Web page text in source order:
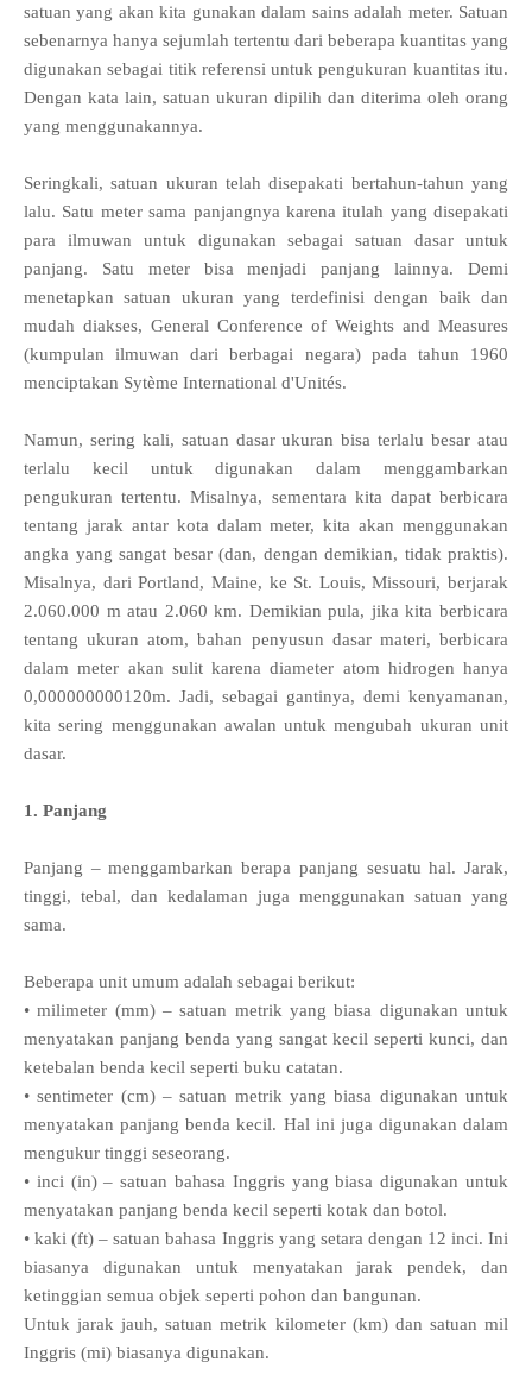
satuan yang akan kita gunakan dalam sains adalah meter. Satuan
sebenarnya hanya sejumlah tertentu dari beberapa kuantitas yang
digunakan sebagai titik referensi untuk pengukuran kuantitas itu.
Dengan kata lain, satuan ukuran dipilih dan diterima oleh orang
yang menggunakannya.
Seringkali, satuan ukuran telah disepakati bertahun-tahun yang
lalu. Satu meter sama panjangnya karena itulah yang disepakati
para ilmuwan untuk digunakan sebagai satuan dasar untuk
panjang. Satu meter bisa menjadi panjang lainnya. Demi
menetapkan satuan ukuran yang terdefinisi dengan baik dan
mudah diakses, General Conference of Weights and Measures
(kumpulan ilmuwan dari berbagai negara) pada tahun 1960
menciptakan Sytème International d'Unités.
Namun, sering kali, satuan dasar ukuran bisa terlalu besar atau
terlalu kecil untuk digunakan dalam menggambarkan
pengukuran tertentu. Misalnya, sementara kita dapat berbicara
tentang jarak antar kota dalam meter, kita akan menggunakan
angka yang sangat besar (dan, dengan demikian, tidak praktis).
Misalnya, dari Portland, Maine, ke St. Louis, Missouri, berjarak
2.060.000 m atau 2.060 km. Demikian pula, jika kita berbicara
tentang ukuran atom, bahan penyusun dasar materi, berbicara
dalam meter akan sulit karena diameter atom hidrogen hanya
0,000000000120m. Jadi, sebagai gantinya, demi kenyamanan,
kita sering menggunakan awalan untuk mengubah ukuran unit
dasar.
1. Panjang
Panjang – menggambarkan berapa panjang sesuatu hal. Jarak,
tinggi, tebal, dan kedalaman juga menggunakan satuan yang
sama.
Beberapa unit umum adalah sebagai berikut:
• milimeter (mm) – satuan metrik yang biasa digunakan untuk
menyatakan panjang benda yang sangat kecil seperti kunci, dan
ketebalan benda kecil seperti buku catatan.
• sentimeter (cm) – satuan metrik yang biasa digunakan untuk
menyatakan panjang benda kecil. Hal ini juga digunakan dalam
mengukur tinggi seseorang.
• inci (in) – satuan bahasa Inggris yang biasa digunakan untuk
menyatakan panjang benda kecil seperti kotak dan botol.
• kaki (ft) – satuan bahasa Inggris yang setara dengan 12 inci. Ini
biasanya digunakan untuk menyatakan jarak pendek, dan
ketinggian semua objek seperti pohon dan bangunan.
Untuk jarak jauh, satuan metrik kilometer (km) dan satuan mil
Inggris (mi) biasanya digunakan.